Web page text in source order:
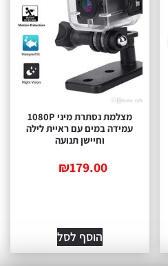
מצלמת נסתרת מיני 1080P
עמידה במים עם ראיית לילה
וחיישן תנועה
₪179.00
הוסף לסל